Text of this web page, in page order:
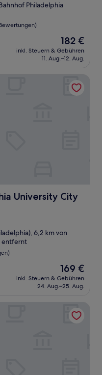
Philadelphia
Der
Preis
beträgt
182 €
inkl. Steuern & Gebühren
11. Aug.–12. Aug.
University City
City Hotel
6,2 km von
entfernt
Der
Preis
beträgt
169 €
inkl. Steuern & Gebühren
24. Aug.–25. Aug.